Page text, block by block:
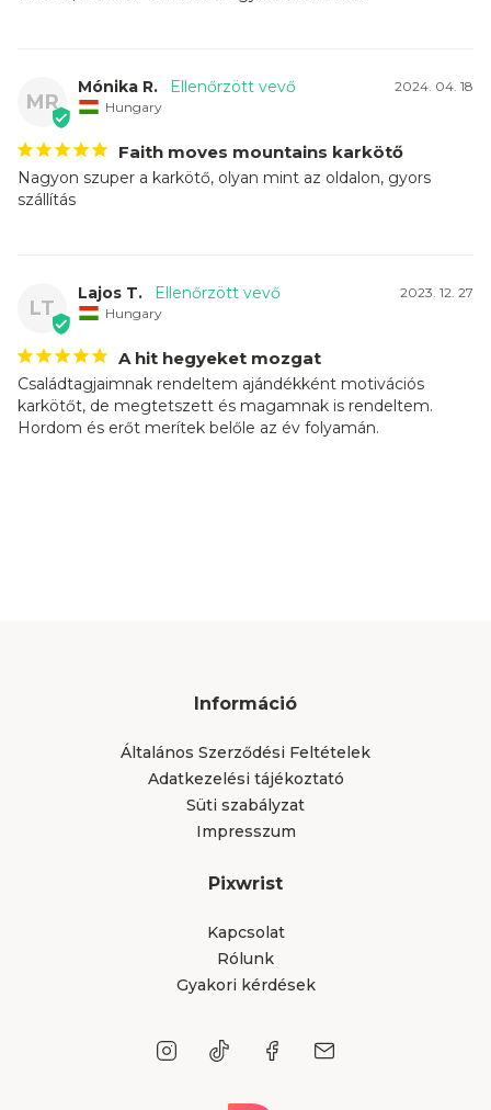
MR
2024. 04. 18
Mónika R.
Hungary
Faith moves mountains karkötő
Nagyon szuper a karkötő, olyan mint az oldalon, gyors
szállítás
LT
2023. 12. 27
Lajos T.
Hungary
A hit hegyeket mozgat
Családtagjaimnak rendeltem ajándékként motivációs
karkötőt, de megtetszett és magamnak is rendeltem.
Hordom és erőt merítek belőle az év folyamán.
Információ
Általános Szerződési Feltételek
Adatkezelési tájékoztató
Süti szabályzat
Impresszum
Pixwrist
Kapcsolat
Rólunk
Gyakori kérdések